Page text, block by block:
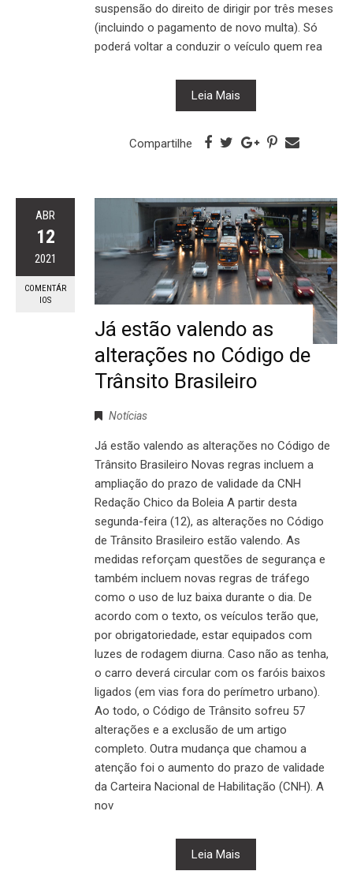
suspensão do direito de dirigir por três meses
(incluindo o pagamento de novo multa). Só
poderá voltar a conduzir o veículo quem rea
Leia Mais
Compartilhe
ABR
12
2021
COMENTÁR
IOS
Já estão valendo as
alterações no Código de
Trânsito Brasileiro
Notícias
Já estão valendo as alterações no Código de
Trânsito Brasileiro Novas regras incluem a
ampliação do prazo de validade da CNH
Redação Chico da Boleia A partir desta
segunda-feira (12), as alterações no Código
de Trânsito Brasileiro estão valendo. As
medidas reforçam questões de segurança e
também incluem novas regras de tráfego
como o uso de luz baixa durante o dia. De
acordo com o texto, os veículos terão que,
por obrigatoriedade, estar equipados com
luzes de rodagem diurna. Caso não as tenha,
o carro deverá circular com os faróis baixos
ligados (em vias fora do perímetro urbano).
Ao todo, o Código de Trânsito sofreu 57
alterações e a exclusão de um artigo
completo. Outra mudança que chamou a
atenção foi o aumento do prazo de validade
da Carteira Nacional de Habilitação (CNH). A
nov
Leia Mais